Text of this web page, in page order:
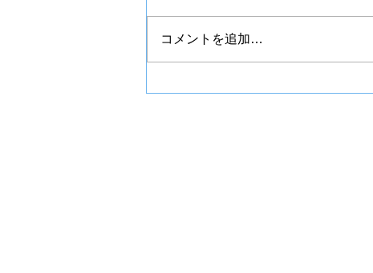
チプカシ
コメントを追加…